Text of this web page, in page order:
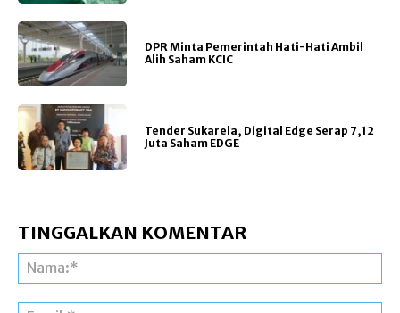
DPR Minta Pemerintah Hati-Hati Ambil
Alih Saham KCIC
Tender Sukarela, Digital Edge Serap 7,12
Juta Saham EDGE
TINGGALKAN KOMENTAR